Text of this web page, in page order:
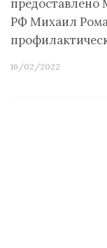
РФ Михаил
16/02/2022